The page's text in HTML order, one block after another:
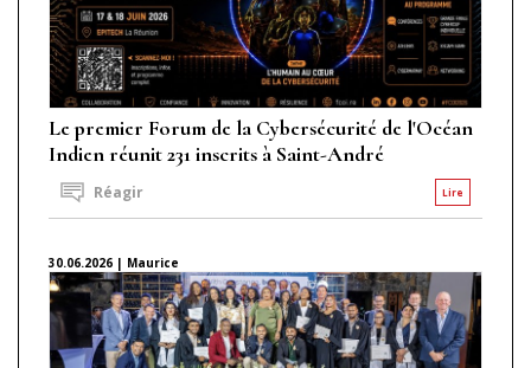
Le premier Forum de la Cybersécurité de l'Océan
Indien réunit 231 inscrits à Saint-André
Lire
Réagir
30.06.2026 | Maurice